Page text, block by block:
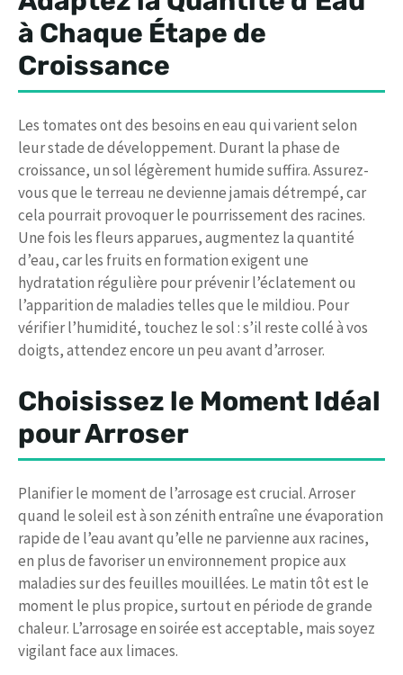
à Chaque Étape de
Croissance
Les tomates ont des besoins en eau qui varient selon
leur stade de développement. Durant la phase de
croissance, un sol légèrement humide suffira. Assurez-
vous que le terreau ne devienne jamais détrempé, car
cela pourrait provoquer le pourrissement des racines.
Une fois les fleurs apparues, augmentez la quantité
d’eau, car les fruits en formation exigent une
hydratation régulière pour prévenir l’éclatement ou
l’apparition de maladies telles que le mildiou. Pour
vérifier l’humidité, touchez le sol : s’il reste collé à vos
doigts, attendez encore un peu avant d’arroser.
Choisissez le Moment Idéal
pour Arroser
Planifier le moment de l’arrosage est crucial. Arroser
quand le soleil est à son zénith entraîne une évaporation
rapide de l’eau avant qu’elle ne parvienne aux racines,
en plus de favoriser un environnement propice aux
maladies sur des feuilles mouillées. Le matin tôt est le
moment le plus propice, surtout en période de grande
chaleur. L’arrosage en soirée est acceptable, mais soyez
vigilant face aux limaces.